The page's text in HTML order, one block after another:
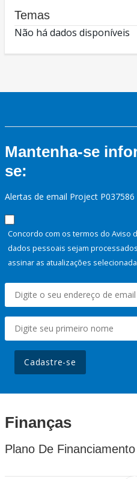
Temas
Não há dados disponíveis
Mantenha-se
se:
Alertas de email Project P037586
Concordo com os termos do Aviso
dados pessoais sejam
assinar as atualizações
Cadastre-se
Finanças
Plano De